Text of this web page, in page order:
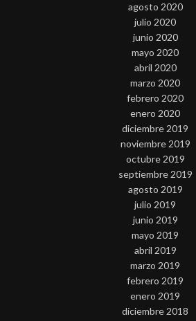
agosto 2020
julio 2020
junio 2020
mayo 2020
abril 2020
marzo 2020
febrero 2020
enero 2020
diciembre 2019
noviembre 2019
octubre 2019
septiembre 2019
agosto 2019
julio 2019
junio 2019
mayo 2019
abril 2019
marzo 2019
febrero 2019
enero 2019
diciembre 2018